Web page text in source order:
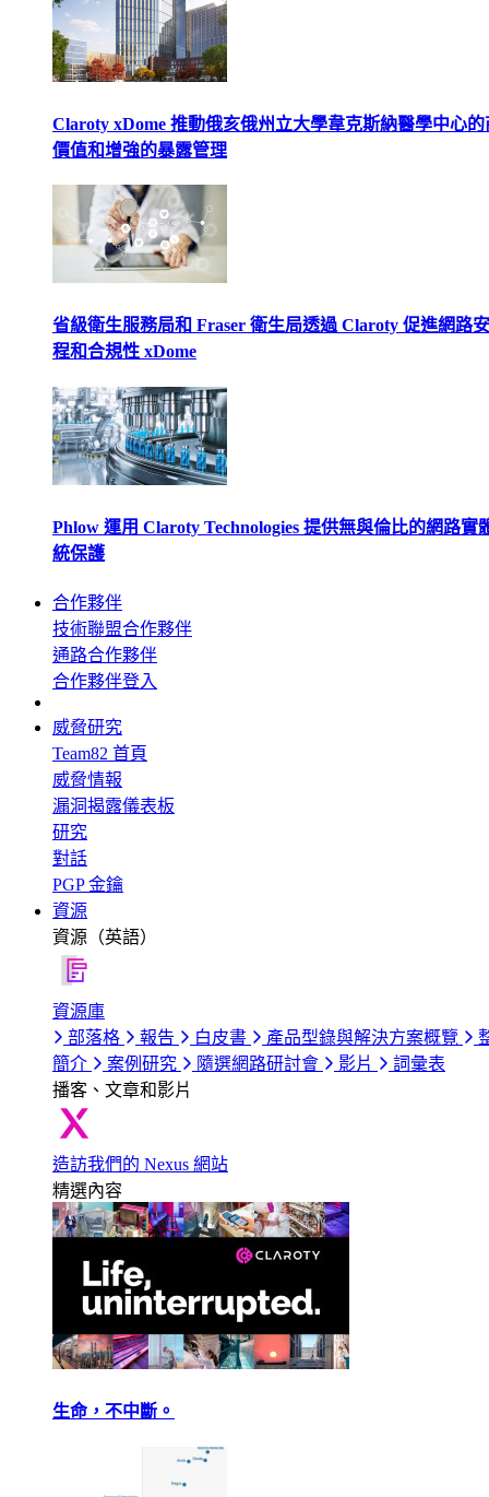
Claroty xDome 推動俄亥俄州立大學韋克斯納醫學中心的
價值和增強的暴露管理
省級衛生服務局和 Fraser 衛生局透過 Claroty 促進網路
程和合規性 xDome
Phlow 運用 Claroty Technologies 提供無與倫比的網路實
統保護
合作夥伴
技術聯盟合作夥伴
通路合作夥伴
合作夥伴登入
威脅研究
Team82 首頁
威脅情報
漏洞揭露儀表板
研究
對話
PGP 金鑰
資源
資源（英語）
資源庫
部落格
報告 白皮書 產品型錄與解決方案概覽
簡介
案例研究 隨選網路研討會 影片
詞彙表
播客、文章和影片
造訪我們的 Nexus 網站
精選內容
生命，不中斷。